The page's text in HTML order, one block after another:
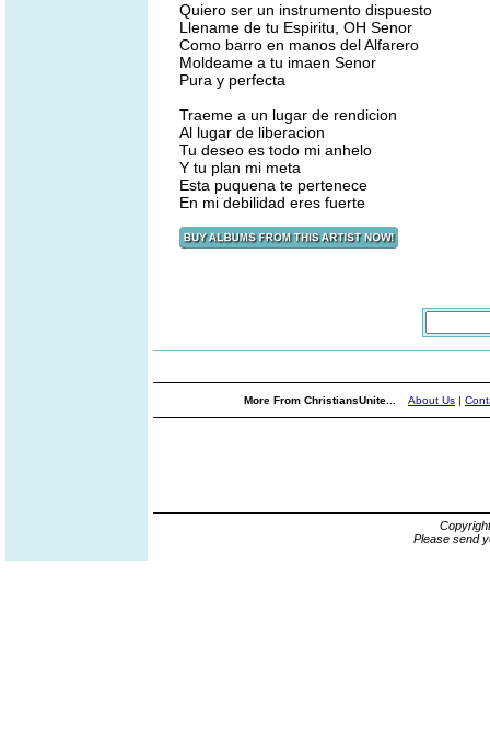
Quiero ser un instrumento dispuesto
Llename de tu Espiritu, OH Senor
Como barro en manos del Alfarero
Moldeame a tu imaen Senor
Pura y perfecta
Traeme a un lugar de rendicion
Al lugar de liberacion
Tu deseo es todo mi anhelo
Y tu plan mi meta
Esta puquena te pertenece
En mi debilidad eres fuerte
More From ChristiansUnite... About Us |
Please send